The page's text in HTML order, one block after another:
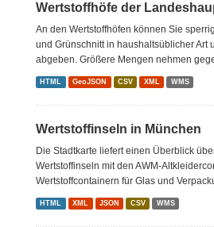
Wertstoffhöfe der
An den Wertstoffhöfen können Sie
und Grünschnitt in haushaltsüblicher Art
abgeben. Größere Mengen nehmen
HTML GeoJSON CSV XML WMS
Wertstoffinseln in München
Die Stadtkarte liefert einen Überblick
Wertstoffinseln mit den AWM-
Wertstoffcontainern für Glas und
HTML XML JSON CSV WMS